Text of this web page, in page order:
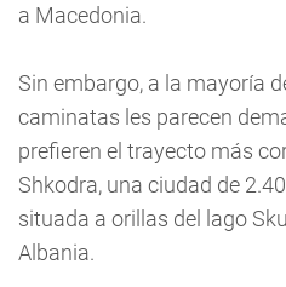
a Macedonia.
Sin embargo, a la mayoría
caminatas les parecen
prefieren el trayecto más
Shkodra, una ciudad de
situada a orillas del lago
Albania.